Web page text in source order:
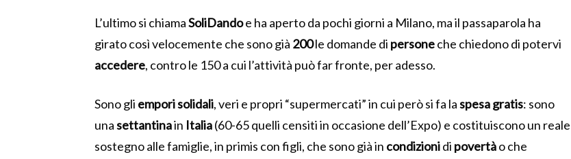
L’ultimo si chiamaSoliDandoe ha aperto da pochi giorni a Milano, ma il passaparola ha
girato così velocemente che sono già 200le domande di personeche chiedono di potervi
accedere, contro le 150 a cui l’attività può far fronte, per adesso.
Sono gli empori solidali, veri e propri “supermercati” in cui però si fa laspesagratis: sono
unasettantinain Italia(60-65 quelli censiti in occasione dell’Expo) e costituiscono un reale
sostegno alle famiglie, in primis con figli, che sono già in condizionidi povertào che